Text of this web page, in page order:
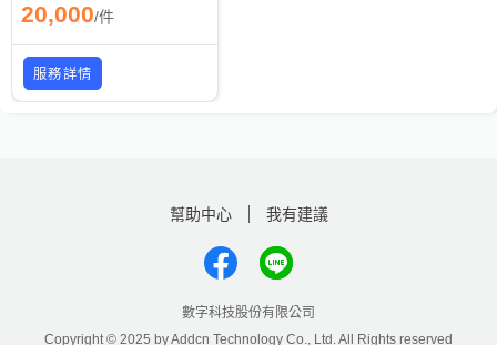
20,000/件
服務詳情
幫助中心 我有建議
數字科技股份有限公司
Copyright © 2025 by Addcn Technology Co., Ltd. All Rights reserved